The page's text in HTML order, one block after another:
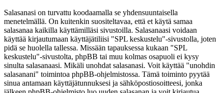
Salasanasi on turvattu koodaamalla se yhdensuuntaisella
menetelmällä. On kuitenkin suositeltavaa, että et käytä samaa
salasanaa kaikilla käyttämilläsi sivustoilla. Salasanaasi voidaan
käyttää kirjautumaan käyttäjätiliisi "SPL keskustelu"-sivustolla, joten
pidä se huolella tallessa. Missään tapauksessa kukaan "SPL
keskustelu"-sivustolta, phpBB tai muu kolmas osapuoli ei kysy
sinulta salasanaasi. Mikäli unohdat salasanasi. Voit käyttää "unohdin
salasanani" toimintoa phpBB-ohjelmistossa. Tämä toiminto pyytää
sinua antamaan käyttäjätunnuksesi ja sähköpostiosoitteesi, jonka